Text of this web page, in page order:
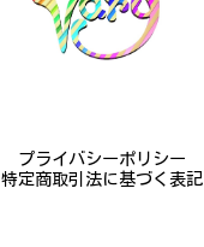
プライバシーポリシー
特定商取引法に基づく表記